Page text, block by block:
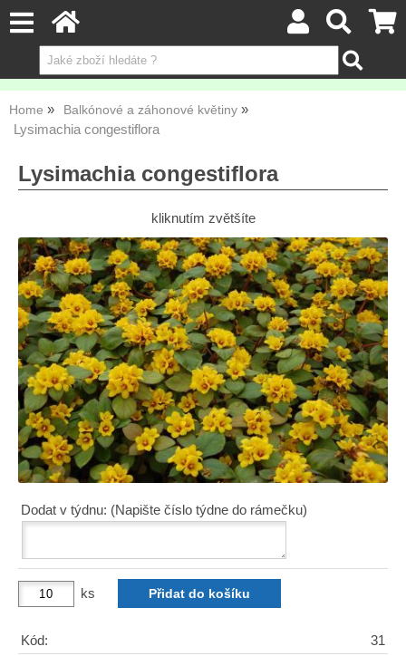
Home Balkónové a záhonové květiny
Lysimachia congestiflora
Lysimachia congestiflora
kliknutím zvětšíte
Dodat v týdnu: (Napište číslo týdne do rámečku)
ks
Kód: 31